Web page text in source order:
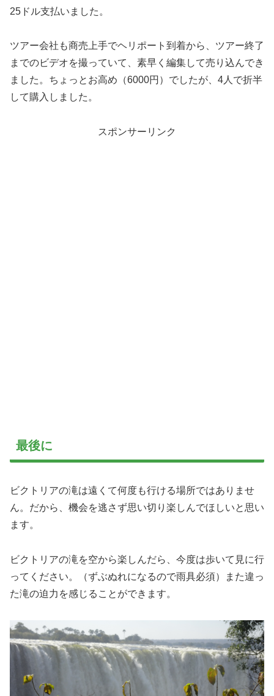
25ドル支払いました。
ツアー会社も商売上手でヘリポート到着から、ツアー終了
までのビデオを撮っていて、素早く編集して売り込んでき
ました。ちょっとお高め（6000円）でしたが、4人で折半
して購入しました。
スポンサーリンク
最後に
ビクトリアの滝は遠くて何度も行ける場所ではありませ
ん。だから、機会を逃さず思い切り楽しんでほしいと思い
ます。
ビクトリアの滝を空から楽しんだら、今度は歩いて見に行
ってください。（ずぶぬれになるので雨具必須）また違っ
た滝の迫力を感じることができます。